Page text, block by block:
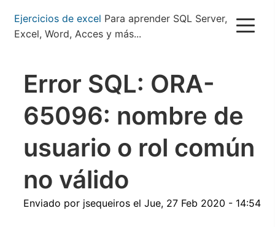
Pasar
contenido
Ejercicios de excel Para aprender SQL Server,
Excel, Word, Acces y más...
Error SQL: ORA-
65096: nombre de
usuario o rol común
no válido
Enviado por jsequeiros el Jue, 27 Feb 2020 - 14:54